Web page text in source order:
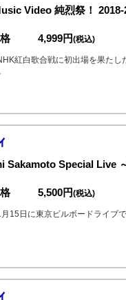
Video 純烈祭！ 2018-
4,999円(税込)
紅白歌合戦に初出場を果た
Sakamoto Special Live
5,500円(税込)
15日に東京ビルボードライブ